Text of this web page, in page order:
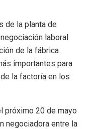
de la planta de
laboral
de la fábrica
importantes para
la factoría en los
próximo 20 de mayo
negociadora entre la